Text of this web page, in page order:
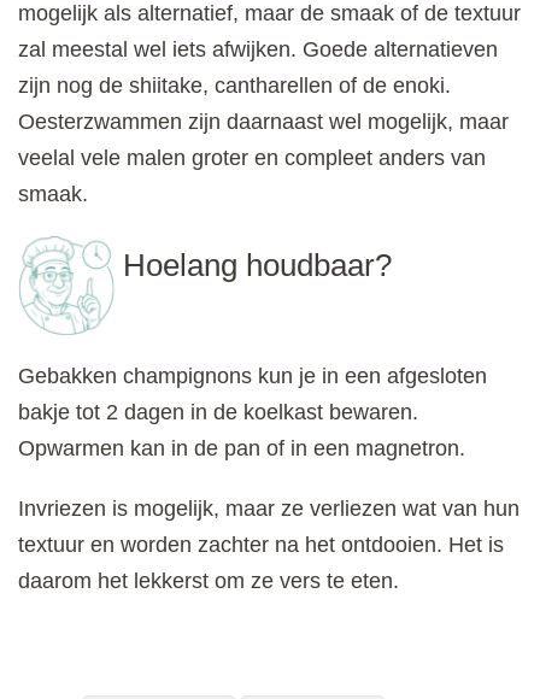
mogelijk als alternatief, maar de smaak of de textuur
zal meestal wel iets afwijken. Goede alternatieven
zijn nog de shiitake, cantharellen of de enoki.
Oesterzwammen zijn daarnaast wel mogelijk, maar
veelal vele malen groter en compleet anders van
smaak.
Hoelang houdbaar?
Gebakken champignons kun je in een afgesloten
bakje tot 2 dagen in de koelkast bewaren.
Opwarmen kan in de pan of in een magnetron.
Invriezen is mogelijk, maar ze verliezen wat van hun
textuur en worden zachter na het ontdooien. Het is
daarom het lekkerst om ze vers te eten.